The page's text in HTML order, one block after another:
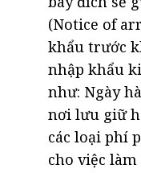
(Notice of
khẩu trước
nhập khẩu
như: Ngày
nơi lưu giữ
các loại phí
cho việc